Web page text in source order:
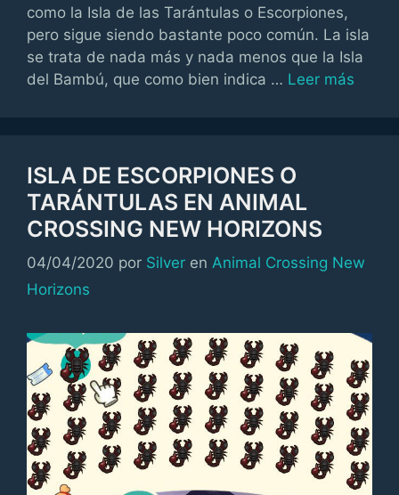
como la Isla de las Tarántulas o Escorpiones,
pero sigue siendo bastante poco común. La isla
se trata de nada más y nada menos que la Isla
del Bambú, que como bien indica … Leer más
ISLA DE ESCORPIONES O
TARÁNTULAS EN ANIMAL
CROSSING NEW HORIZONS
04/04/2020 por Silver en Categorías
Animal Crossing New
Horizons